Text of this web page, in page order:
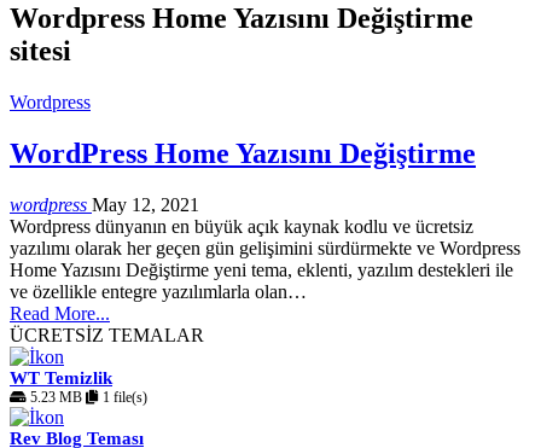
Wordpress Home Yazısını Değiştirme
sitesi
Wordpress
WordPress Home Yazısını Değiştirme
wordpress May 12, 2021
Wordpress dünyanın en büyük açık kaynak kodlu ve ücretsiz
yazılımı olarak her geçen gün gelişimini sürdürmekte ve Wordpress
Home Yazısını Değiştirme yeni tema, eklenti, yazılım destekleri ile
ve özellikle entegre yazılımlarla olan…
Read More...
ÜCRETSİZ TEMALAR
WT Temizlik
5.23 MB 1 file(s)
Rev Blog Teması